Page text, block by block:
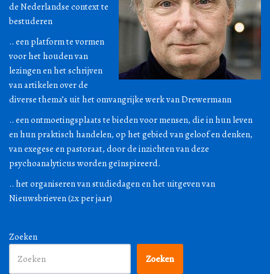
de Nederlandse context te
bestuderen
.. een platform te vormen
voor het houden van
lezingen en het schrijven
van artikelen over de
diverse thema’s uit het omvangrijke werk van Drewermann
.. een ontmoetingsplaats te bieden voor mensen, die in hun leven
en hun praktisch handelen, op het gebied van geloof en denken,
van exegese en pastoraat, door de inzichten van deze
psychoanalyticus worden geïnspireerd.
.. het organiseren van studiedagen en het uitgeven van
Nieuwsbrieven (2x per jaar)
Zoeken
Zoeken